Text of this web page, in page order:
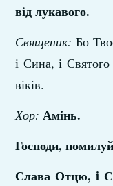
від лукавого.
Священик: Бо
і Сина, і
віків.
Хор: Амінь.
Господи,
Слава Отцю, i